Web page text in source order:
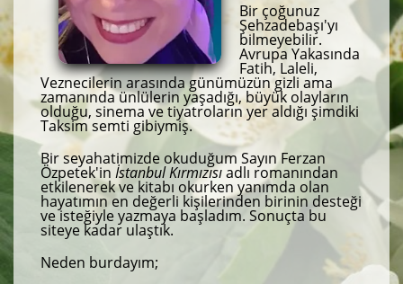
Bir çoğunuz
Şehzadebaşı'yı
bilmeyebilir.
Avrupa Yakasında
Fatih, Laleli,
Veznecilerin arasında günümüzün gizli ama
zamanında ünlülerin yaşadığı, büyük olayların
olduğu, sinema ve tiyatroların yer aldığı şimdiki
Taksim semti gibiymiş.
Bir seyahatimizde okuduğum Sayın Ferzan
Özpetek'in İstanbul Kırmızısıadlı romanından
etkilenerek ve kitabı okurken yanımda olan
hayatımın en değerli kişilerinden birinin desteği
ve isteğiyle yazmaya başladım. Sonuçta bu
siteye kadar ulaştık.
Neden burdayım;